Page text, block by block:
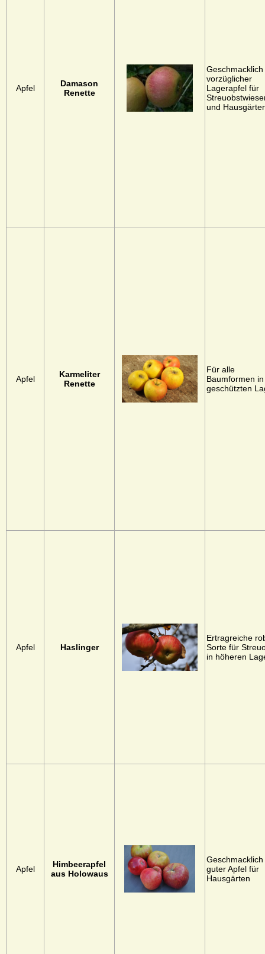
Apfel
Damason
Renette
Geschmacklich
vorzüglicher
Lagerapfel für
und
Apfel
Karmeliter
Renette
Für alle
Baumformen in
geschützten
Apfel Haslinger
Ertragreiche
Sorte für
in höheren
Apfel
Himbeerapfel
aus Holowaus
guter Apfel für
Hausgärten